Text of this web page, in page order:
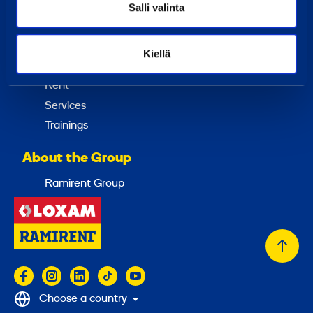
Salli valinta
Kiellä
Customer service
Invoicing
Rent
Services
Trainings
About the Group
Ramirent Group
Back
Choose a country